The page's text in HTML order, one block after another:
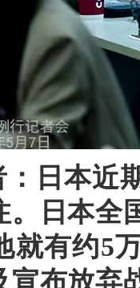
日本近
。日本全
就有约5
宣布放弃